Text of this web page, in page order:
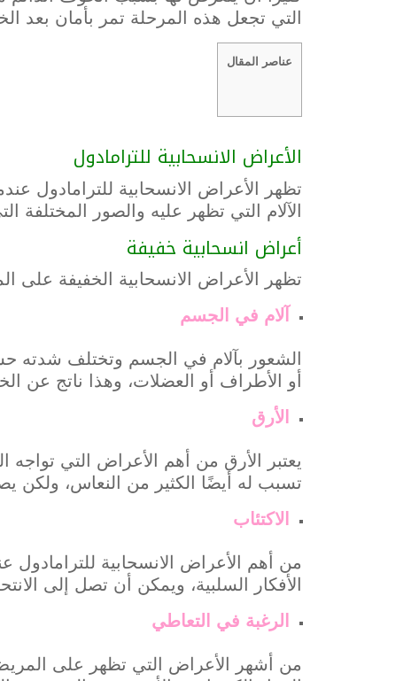
التي تجعل هذه المرحلة تمر بأمان بعد
عناصر المقال
الأعراض الانسحابية للترامادول
الآلام التي تظهر عليه والصور المختلفة
أعراض انسحابية خفيفة
تظهر الأعراض الانسحابية الخفيفة على
آلام في الجسم
الشعور بآلام في الجسم وتختلف شدته
أو الأطراف أو العضلات، وهذا ناتج عن
الأرق
يعتبر الأرق من أهم الأعراض التي تواجه
تسبب له أيضًا الكثير من النعاس، ولكن
الاكتئاب
من أهم الأعراض الانسحابية
الأفكار السلبية، ويمكن أن تصل إلى
الرغبة في التعاطي
من أشهر الأعراض التي تظهر على